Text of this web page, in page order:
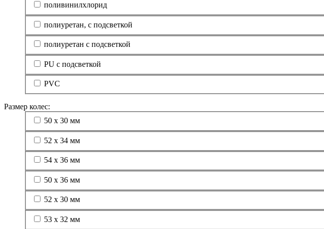
поливинилхлорид
полиуретан, с подсветкой
полиуретан с подсветкой
PU с подсветкой
PVC
Размер колес:
50 х 30 мм
52 х 34 мм
54 х 36 мм
50 х 36 мм
52 х 30 мм
53 х 32 мм